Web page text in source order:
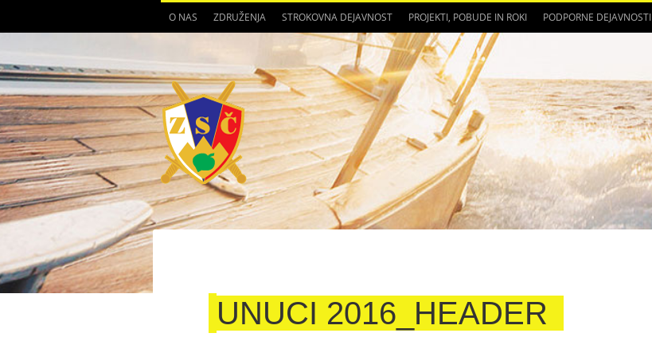
O NAS ZDRUŽENJA STROKOVNA DEJAVNOST PROJEKTI, POBUDE IN ROKI PODPORNE DEJAVNOSTI
UNUCI 2016_HEADER